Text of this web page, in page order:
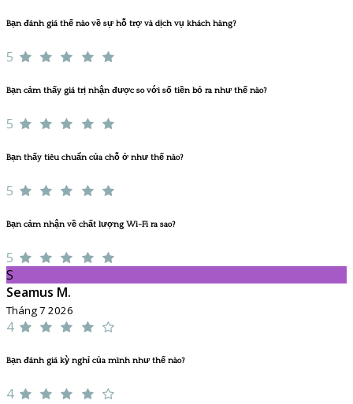
Bạn đánh giá thế nào về sự hỗ trợ và dịch vụ khách hàng?
5
Bạn cảm thấy giá trị nhận được so với số tiền bỏ ra như thế nào?
5
Bạn thấy tiêu chuẩn của chỗ ở như thế nào?
5
Bạn cảm nhận về chất lượng Wi-Fi ra sao?
5
S
Seamus M.
Tháng 7 2026
4
Bạn đánh giá kỳ nghỉ của mình như thế nào?
4